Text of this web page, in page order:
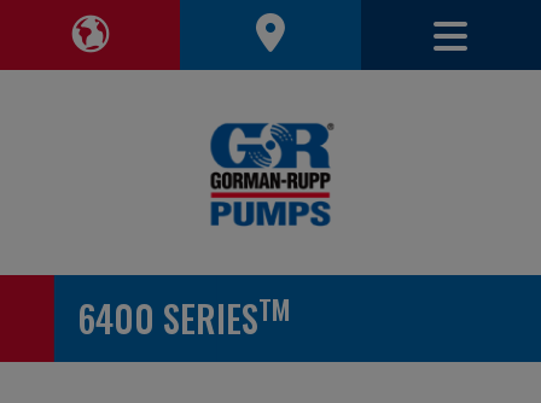
Alternar región de navegación
6400 SERIESTM